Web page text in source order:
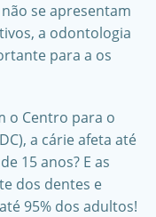
se apresentam
a odontologia
para a os
o Centro para o
a cárie afeta até
15 anos? E as
dos dentes e
95% dos adultos!